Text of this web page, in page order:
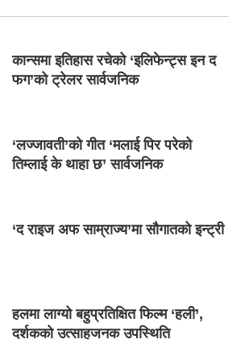
कान्समा इतिहास रचेको ‘इलिफेन्ट्स इन द
फग’को ट्रेलर सार्वजनिक
‘लज्जावती’को गीत ‘मलाई पिर परेको
तिम्लाई के थाहा छ’ सार्वजनिक
‘द राइज अफ साम्राज्य’मा सौगातको इन्ट्री
हलमा लाग्यो बहुप्रतिक्षित फिल्म ‘हली’,
दर्शकको उत्साहजनक उपस्थिति